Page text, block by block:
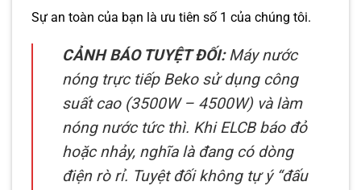
Sự an toàn của bạn là ưu tiên số 1 của chúng tôi.
CẢNH BÁO TUYỆT ĐỐI:Máy nước
nóng trực tiếp Beko sử dụng công
suất cao (3500W – 4500W) và làm
nóng nước tức thì. Khi ELCB báo đỏ
hoặc nhảy, nghĩa là đang có dòng
điện rò rỉ. Tuyệt đối không tự ý “đấu